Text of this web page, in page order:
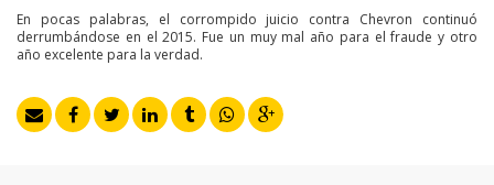
En pocas palabras, el corrompido juicio contra Chevron continuó
derrumbándose en el 2015. Fue un muy mal año para el fraude y otro
año excelente para la verdad.